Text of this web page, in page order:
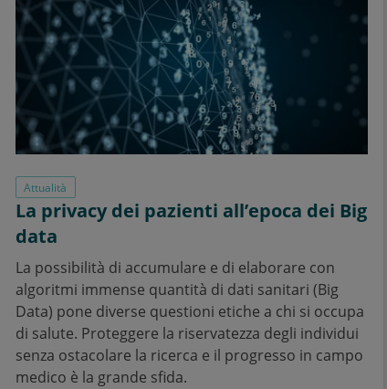
Attualità
La privacy dei pazienti all’epoca dei Big
data
La possibilità di accumulare e di elaborare con
algoritmi immense quantità di dati sanitari (Big
Data) pone diverse questioni etiche a chi si occupa
di salute. Proteggere la riservatezza degli individui
senza ostacolare la ricerca e il progresso in campo
medico è la grande sfida.